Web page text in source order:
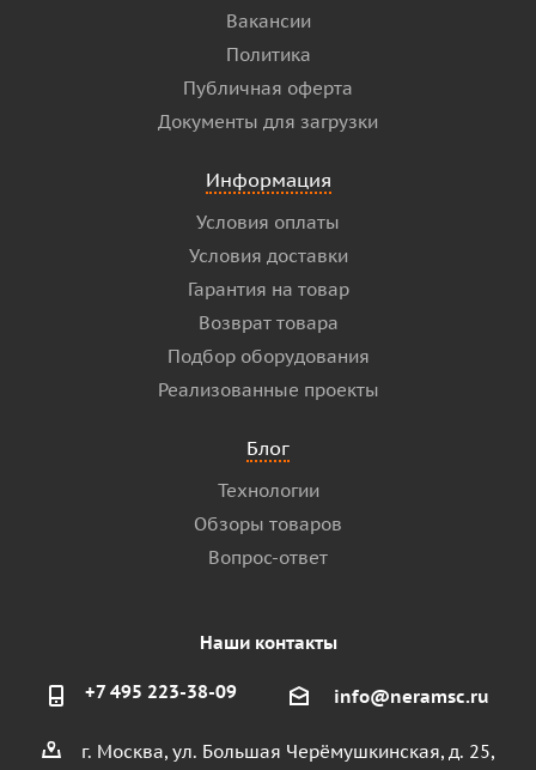
Вакансии
Политика
Публичная оферта
Документы для загрузки
Информация
Условия оплаты
Условия доставки
Гарантия на товар
Возврат товара
Подбор оборудования
Реализованные проекты
Блог
Технологии
Обзоры товаров
Вопрос-ответ
Наши контакты
+7 495 223-38-09 info@neramsc.ru
г. Москва, ул. Большая Черёмушкинская, д. 25,